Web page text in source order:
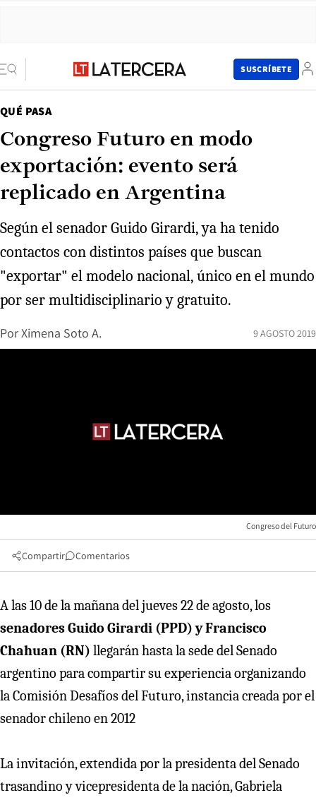
SUSCRÍBETE
QUÉ PASA
Congreso Futuro en modo
exportación: evento será
replicado en Argentina
Según el senador Guido Girardi, ya ha tenido
contactos con distintos países que buscan
"exportar" el modelo nacional, único en el mundo
por ser multidisciplinario y gratuito.
PorXimena Soto A. 9 AGOSTO 2019
Congreso del Futuro
Compartir Comentarios
A las 10 de la mañana del jueves 22 de agosto, los
senadores Guido Girardi (PPD) y Francisco
Chahuan (RN) llegarán hasta la sede del Senado
argentino para compartir su experiencia organizando
la Comisión Desafíos del Futuro, instancia creada por el
senador chileno en 2012
La invitación, extendida por la presidenta del Senado
trasandino y vicepresidenta de la nación, Gabriela